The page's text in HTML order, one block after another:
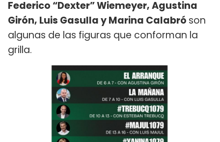
Federico “Dexter” Wiemeyer, Agustina
Girón, Luis Gasulla y Marina Calabró son
algunas de las figuras que conforman la
grilla.